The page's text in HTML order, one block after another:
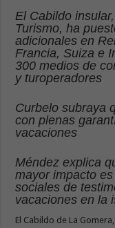
El Cabildo
Turismo, ha
adicionales en
Francia, Suiza e
300 medios de
y turoperadores
Curbelo subraya
con plenas
vacaciones
Méndez explica
mayor impacto
sociales de
vacaciones en la
El Cabildo de La